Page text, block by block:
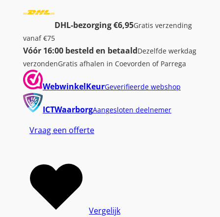
DHL-bezorging €6,95Gratis verzending
vanaf €75
Vóór 16:00 besteld en betaaldDezelfde werkdag
verzondenGratis afhalen in Coevorden of Parrega
WebwinkelKeurGeverifieerde webshop
ICTWaarborgAangesloten deelnemer
Vraag een offerte
Vergelijk